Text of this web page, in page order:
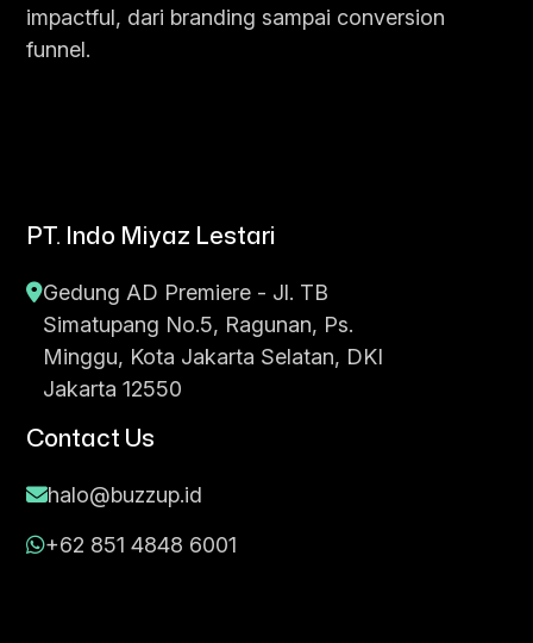
impactful, dari branding sampai conversion
funnel.
PT. Indo Miyaz Lestari
Gedung AD Premiere - Jl. TB
Simatupang No.5, Ragunan, Ps.
Minggu, Kota Jakarta Selatan, DKI
Jakarta 12550
Contact Us
halo@buzzup.id
+62 851 4848 6001